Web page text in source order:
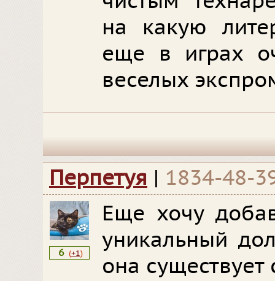
на какую
еще в играх
веселых
Перпетуя | 1834-48-
6 (+1)
Еще хочу
уникальный
она существует